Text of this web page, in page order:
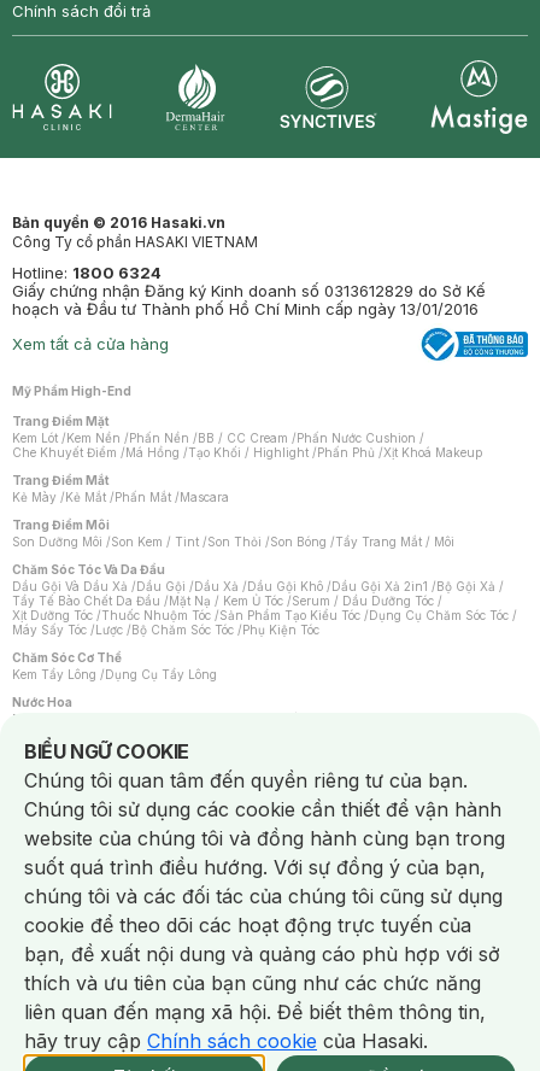
NowFree 2H Giao Nhanh Miễn Phí 2H Xem chi tiết
Chính sách đổi trả
Bản quyền © 2016 Hasaki.vn
Công Ty cổ phần HASAKI VIETNAM
Hotline: 1800 6324
Giấy chứng nhận Đăng ký Kinh doanh số 0313612829 do Sở Kế
hoạch và Đầu tư Thành phố Hồ Chí Minh cấp ngày 13/01/2016
Xem tất cả cửa hàng
Mỹ Phẩm High-End
Trang Điểm Mặt
Kem Lót /Kem Nền /Phấn Nền /BB / CC Cream /Phấn Nước Cushion /
Che Khuyết Điểm /Má Hồng /Tạo Khối / Highlight /Phấn Phủ /Xịt Khoá Makeup
Trang Điểm Mắt
Kẻ Mày /Kẻ Mắt /Phấn Mắt /Mascara
Trang Điểm Môi
Son Dưỡng Môi /Son Kem / Tint /Son Thỏi /Son Bóng /Tẩy Trang Mắt / Môi
Chăm Sóc Tóc Và Da Đầu
Dầu Gội Và Dầu Xả /Dầu Gội /Dầu Xả /Dầu Gội Khô /Dầu Gội Xả 2in1 /Bộ Gội Xả /
Tẩy Tế Bào Chết Da Đầu /Mặt Nạ / Kem Ủ Tóc /Serum / Dầu Dưỡng Tóc /
Xịt Dưỡng Tóc /Thuốc Nhuộm Tóc /Sản Phẩm Tạo Kiểu Tóc /Dụng Cụ Chăm Sóc Tóc /
Máy Sấy Tóc /Lược /Bộ Chăm Sóc Tóc /Phụ Kiện Tóc
Chăm Sóc Cơ Thể
Kem Tẩy Lông /Dụng Cụ Tẩy Lông
Nước Hoa
Nước Hoa Nữ
Chăm Sóc Cá Nhân
Chống Muỗi /Khẩu Trang /Máy Massage/Mặt Nạ Xông Hơi /Nước Rửa Tay/
Sản Phẩm Chăm Sóc Khác /Bàn Chải Đánh Răng /Bàn Chải Điện/
Hỗ Trợ Trắng Răng/Kem Đánh Răng /Máy Tăm Nước/ Nước Súc Miệng/
Tăm / Chỉ Nha Khoa/ Xịt Thơm Miệng / Dung Dịch Vệ Sinh/Dưỡng Vùng Kín/
Khăn Ướt Vệ Sinh Vùng Kín/Băng Vệ Sinh/Tampon/Bọt Cạo Râu /Dao Cạo Râu/
Máy Cạo Râu
Vấn Đề Về Da
Da Dầu / Lỗ Chân Lông To/ Da Khô / Mất Nước/ Da Lão Hóa/ Da Mụn/
Da Nhạy Cảm / Kích Ứng
Da Xỉn Màu Thâm / Nám / Tàn Nhang
Quầng Thâm & Bọng Mắt /Sẹo /Viêm Da Cơ Địa
Dụng Cụ / Phụ Kiện Chăm Sóc Da
Bông Tẩy Trang
Khăn Lau Mặt Khô Dụng Cụ / Máy Rửa Mặt Máy Chăm Sóc Da
Dụng Cụ Chăm Sóc Khác
BIỂU NGỮ COOKIE
Notice about cookies usage
Chúng tôi quan tâm đến quyền riêng tư của bạn.
Chúng tôi sử dụng các cookie cần thiết để vận hành
website của chúng tôi và đồng hành cùng bạn trong
suốt quá trình điều hướng. Với sự đồng ý của bạn,
chúng tôi và các đối tác của chúng tôi cũng sử dụng
cookie để theo dõi các hoạt động trực tuyến của
bạn, đề xuất nội dung và quảng cáo phù hợp với sở
thích và ưu tiên của bạn cũng như các chức năng
liên quan đến mạng xã hội. Để biết thêm thông tin,
hãy truy cập Chính sách cookie của Hasaki.